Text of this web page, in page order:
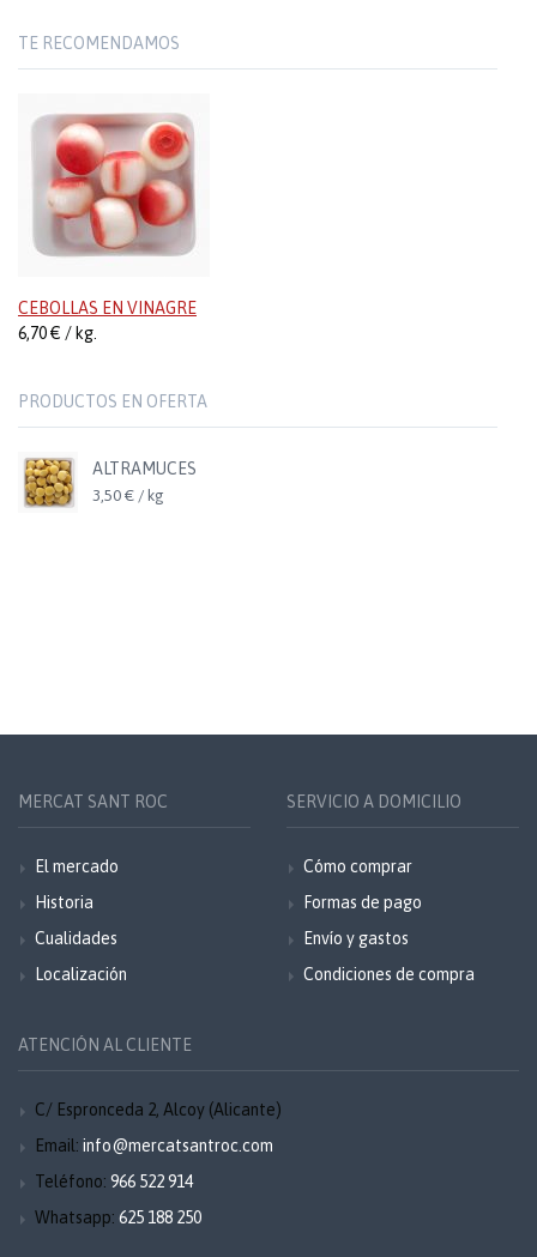
TE RECOMENDAMOS
CEBOLLAS EN VINAGRE
6,70 € / kg.
PRODUCTOS EN OFERTA
ALTRAMUCES
3,50 € / kg
MERCAT SANT ROC
El mercado
Historia
Cualidades
Localización
SERVICIO A DOMICILIO
Cómo comprar
Formas de pago
Envío y gastos
Condiciones de compra
ATENCIÓN AL CLIENTE
C/ Espronceda 2, Alcoy (Alicante)
Email: info@mercatsantroc.com
Teléfono: 966 522 914
Whatsapp: 625 188 250